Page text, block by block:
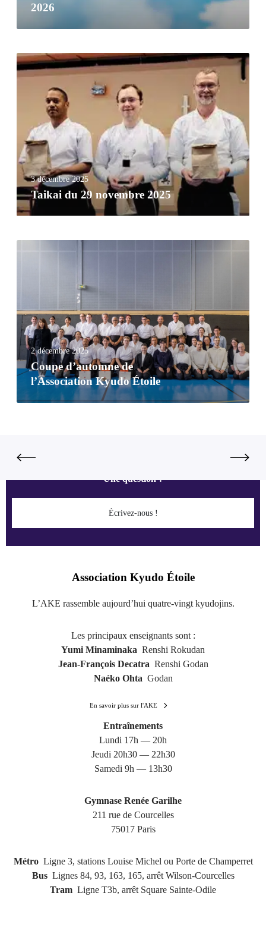
2026
3 décembre 2025
Taikai du 29 novembre 2025
2 décembre 2025
Coupe d’automne de
l’Association Kyudo Étoile
Une question ?
Écrivez-nous !
Association Kyudo Étoile
L’AKE rassemble aujourd’hui quatre-vingt kyudojins.
Les principaux enseignants sont :
Yumi Minaminaka Renshi Rokudan
Jean-François Decatra Renshi Godan
Naéko Ohta Godan
En savoir plus sur l'AKE
Entraînements
Lundi 17h — 20h
Jeudi 20h30 — 22h30
Samedi 9h — 13h30
Gymnase Renée Garilhe
211 rue de Courcelles
75017 Paris
MétroLigne 3, stations Louise Michel ou Porte de Champerret
BusLignes 84, 93, 163, 165, arrêt Wilson-Courcelles
Tram Ligne T3b, arrêt Square Sainte-Odile